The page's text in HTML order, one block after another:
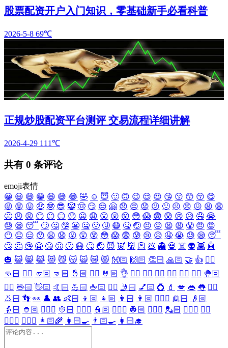
股票配资开户入门知识，零基础新手必看科普
2026-5-8 69℃
正规炒股配资平台测评 交易流程详细讲解
2026-4-29 111℃
共有 0 条评论
emoji表情
😀 😃 😄 😁 😆 😅 😂 🤣 ☺️ 😇 🙂 🙃 😉 😌 😍 😘 😗 😙 😚 😋
😜 😝 😛 🤑 🤓 😎 🤡 🤠 😏 😒 🤗 😞 😔 😟 😕 🙁 ☹️ 😣 😖 😫 😩
😤 😠 😡 😶 😐 😑 😯 😦 😧 😮 😲 😵 😳 😱 😨 😰 😢 😥 🤤 😭
😓 😪 😴 🙄 🤔 🤥 😬 🤐 🤢 🤧 😷 🤒 🤕 😣 😖 😫 😩 😤 😠 😡
😶 😐 😑 😯 😦 😧 😮 😲 😵 😳 😱 😨 😰 😢 😥 🤤 😭 😓 😪 😴
🙄 🤔 🤥 😬 🤐 🤢 🤧 😷 🤒 🤕 😈 👿 👹 👺 💩 👻 💀 ☠️ 👽 👾 🤖
🎃 😺 😸 😹 😻 😼 😽 🙀 😿 😾 👐🏻 🙌🏻 👏🏻 🙏🏻 🤝 👍 👎🏻
👊🏻 ✊🏻 🤛🏻 🤜🏻 🤞🏻 ✌🏻 🤘🏻 👌 👈🏻 👉🏻 👆🏻 👇🏻 ☝🏻 ✋🏻 🤚🏻
🖐🏻 🖖🏻 👋🏻 🤙🏻 💪🏻 🖕🏻 ✍🏻 🤳🏻 💅🏻 💍 💄 💋 👄 👅 👂🏻
👃🏻 👣 👀 👤 👥 👶🏻 👦🏻 👧🏻 👨🏻 👩🏻 👱🏻‍♀️ 👱🏻
👴🏻
👵🏻 👲🏻 👳🏻‍♀️ 👳🏻 👮🏻‍♀️ 👮🏻 👷🏻‍♀️ 👷🏻 💂🏻‍♀️ 💂🏻 🕵🏻‍♀️ 🕵🏻
👩🏻‍⚕️ 👨🏻‍⚕️ 👩🏻‍🌾 👩🏻‍🍳 👨🏻‍🍳 👩🏻‍🎓